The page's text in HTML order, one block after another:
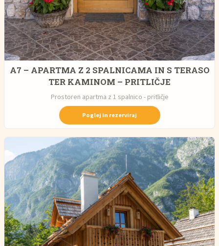
A7 – APARTMA Z 2 SPALNICAMA IN S TERASO
TER KAMINOM – PRITLIČJE
Prostoren apartma z 1 spalnico - pritličje
Poglej in rezerviraj